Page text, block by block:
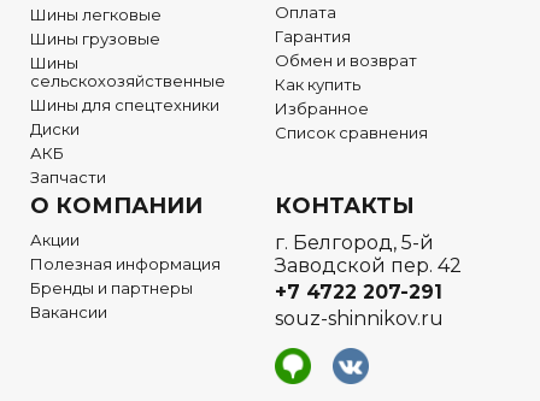
Шины легковые
Шины грузовые
Шины
сельскохозяйственные
Шины для спецтехники
Диски
АКБ
Запчасти
Оплата
Гарантия
Обмен и возврат
Как купить
Избранное
Список сравнения
О КОМПАНИИ
Акции
Полезная информация
Бренды и партнеры
Вакансии
КОНТАКТЫ
г. Белгород, 5-й
Заводской пер. 42
+7 4722 207-291
souz-shinnikov.ru